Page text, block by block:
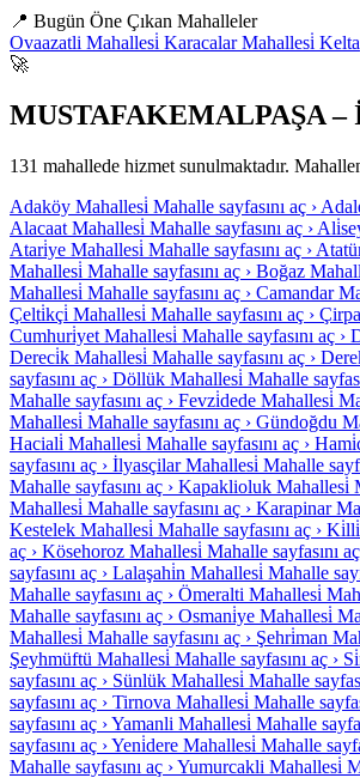
📍 Bugün Öne Çıkan Mahalleler
Ovaazatli Mahallesi̇ Karacalar Mahallesi̇
🚀
MUSTAFAKEMALPAŞA –
131 mahallede hizmet sunulmaktadır.
Adaköy Mahallesi̇ Mahalle sayfasını aç ›
Alacaat Mahallesi̇ Mahalle sayfasını aç ›
Atari̇ye Mahallesi̇ Mahalle sayfasını aç ›
Mahallesi̇ Mahalle sayfasını aç › Boğaz
Mahallesi̇ Mahalle sayfasını aç › Camandar
Çelti̇kçi̇ Mahallesi̇ Mahalle sayfasını aç ›
Cumhuri̇yet Mahallesi̇ Mahalle sayfasını aç ›
Dereci̇k Mahallesi̇ Mahalle sayfasını aç ›
sayfasını aç › Döllük Mahallesi̇ Mahalle
Mahalle sayfasını aç › Fevzi̇dede Mahallesi̇
Mahallesi̇ Mahalle sayfasını aç › Gündoğdu
Haciali̇ Mahallesi̇ Mahalle sayfasını aç ›
sayfasını aç › İlyasçilar Mahallesi̇ Mahalle
Mahalle sayfasını aç › Kapaklioluk Mahallesi̇
Mahallesi̇ Mahalle sayfasını aç › Karapinar
Kestelek Mahallesi̇ Mahalle sayfasını aç ›
aç › Kösehoroz Mahallesi̇ Mahalle sayfasını
sayfasını aç › Lalaşahi̇n Mahallesi̇ Mahalle
Mahalle sayfasını aç › Ömeralti Mahallesi̇
Mahalle sayfasını aç › Osmani̇ye Mahallesi̇
Mahallesi̇ Mahalle sayfasını aç › Şehri̇man
Şeyhmüftü Mahallesi̇ Mahalle sayfasını aç ›
sayfasını aç › Sünlük Mahallesi̇ Mahalle
sayfasını aç › Tirnova Mahallesi̇ Mahalle
sayfasını aç ›Yamanli Mahallesi̇ Mahalle
sayfasını aç ›Yeni̇dere Mahallesi̇ Mahalle
Mahalle sayfasını aç ›Yumurcakli Mahallesi̇